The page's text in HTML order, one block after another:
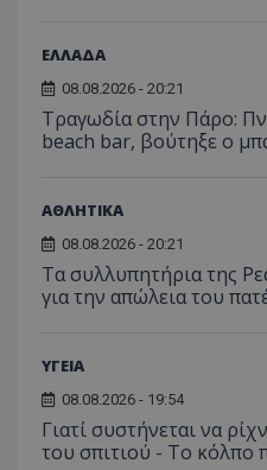
ΕΛΛΑΔΑ
08.08.2026 - 20:21
Τραγωδία στην Πάρο:
beach bar, βούτηξε ο
ΑΘΛΗΤΙΚΑ
08.08.2026 - 20:21
Τα συλλυπητήρια της
για την απώλεια του
ΥΓΕΙΑ
08.08.2026 - 19:54
Γιατί συστήνεται να
του σπιτιού - Το κόλπο